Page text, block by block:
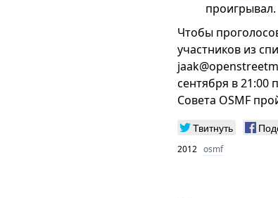
проигрывал.
Чтобы
участников из
сентября в 21:00
Совета OSMF
Твитнуть
2012 osmf